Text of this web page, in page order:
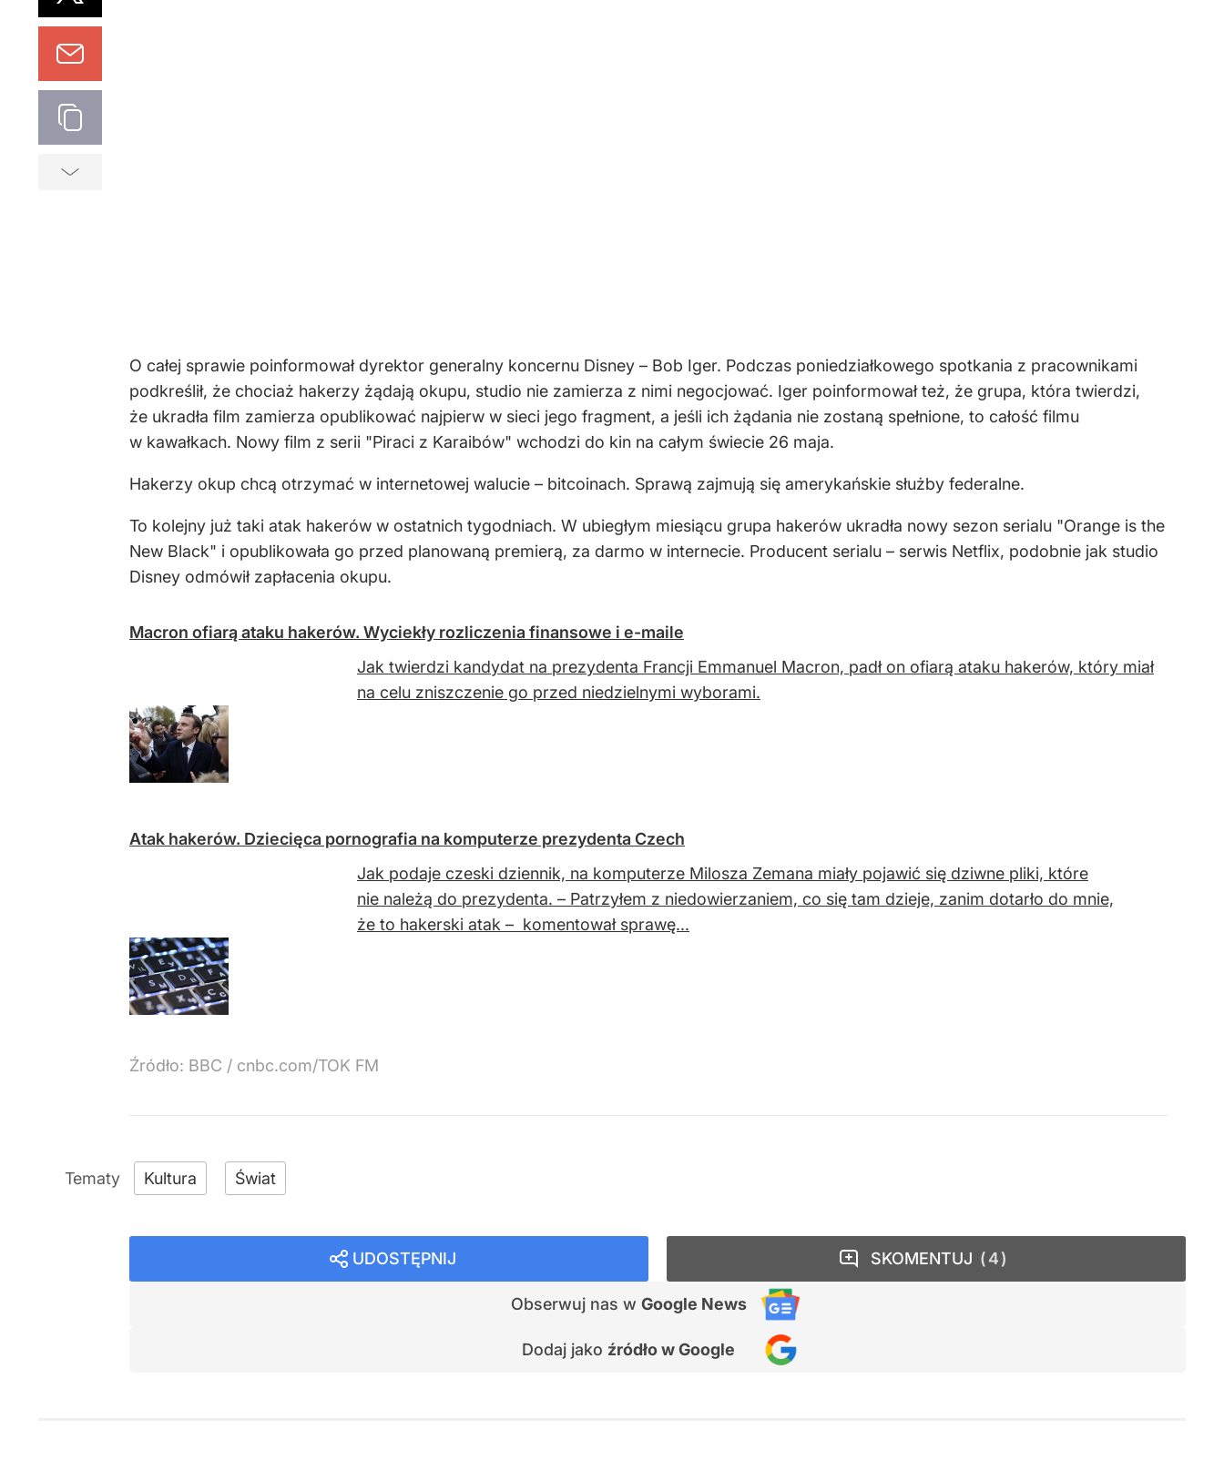
O całej sprawie poinformował dyrektor generalny koncernu Disney – Bob Iger. Podczas poniedziałkowego spotkania z pracownikami
podkreślił, że chociaż hakerzy żądają okupu, studio nie zamierza z nimi negocjować. Iger poinformował też, że grupa, która twierdzi,
że ukradła film zamierza opublikować najpierw w sieci jego fragment, a jeśli ich żądania nie zostaną spełnione, to całość filmu
w kawałkach. Nowy film z serii "Piraci z Karaibów" wchodzi do kin na całym świecie 26 maja.
Hakerzy okup chcą otrzymać w internetowej walucie – bitcoinach. Sprawą zajmują się amerykańskie służby federalne.
To kolejny już taki atak hakerów w ostatnich tygodniach. W ubiegłym miesiącu grupa hakerów ukradła nowy sezon serialu "Orange is the
New Black" i opublikowała go przed planowaną premierą, za darmo w internecie. Producent serialu – serwis Netflix, podobnie jak studio
Disney odmówił zapłacenia okupu.
Macron ofiarą ataku hakerów. Wyciekły rozliczenia finansowe i e-maile
Jak twierdzi kandydat na prezydenta Francji Emmanuel Macron, padł on ofiarą ataku hakerów, który miał
na celu zniszczenie go przed niedzielnymi wyborami.
Atak hakerów. Dziecięca pornografia na komputerze prezydenta Czech
Jak podaje czeski dziennik, na komputerze Milosza Zemana miały pojawić się dziwne pliki, które
nie należą do prezydenta. – Patrzyłem z niedowierzaniem, co się tam dzieje, zanim dotarło do mnie,
że to hakerski atak – komentował sprawę...
Źródło: BBC / cnbc.com/TOK FM
Kultura Świat
UDOSTĘPNIJ
Obserwuj nas w Google News
Dodaj jako źródło w Google
SKOMENTUJ 4